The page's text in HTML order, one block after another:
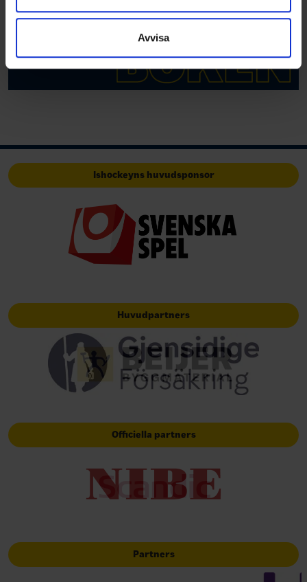
information som du har tillhandahållit eller som de har
samlat in när du har använt deras tjänster.
Avvisa
Ishockeyns huvudsponsor
Huvudpartners
Officiella partners
Partners